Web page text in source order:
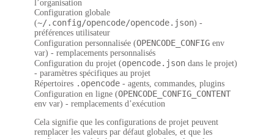
l’organisation
Configuration globale
(~/.config/opencode/opencode.json) -
préférences utilisateur
Configuration personnalisée (OPENCODE_CONFIG env
var) - remplacements personnalisés
Configuration du projet (opencode.json dans le projet)
- paramètres spécifiques au projet
Répertoires .opencode - agents, commandes, plugins
Configuration en ligne (OPENCODE_CONFIG_CONTENT
env var) - remplacements d’exécution
Cela signifie que les configurations de projet peuvent
remplacer les valeurs par défaut globales, et que les